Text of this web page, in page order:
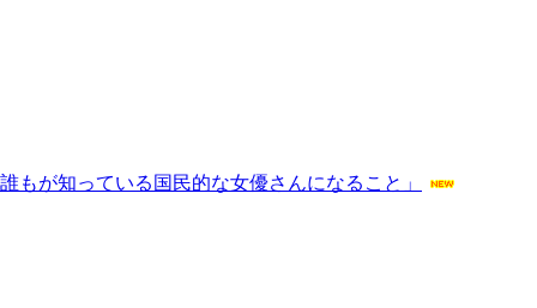
が知っている国民的な女優さんになること」